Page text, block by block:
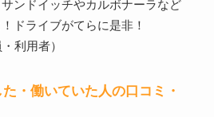
ンドイッチやカルボナーラなど
ドライブがてらに是非！
利用者）
・働いていた人の口コミ・